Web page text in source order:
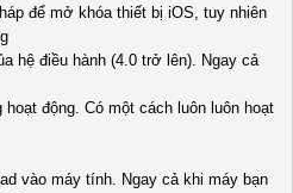
để mở khóa thiết bị iOS, tuy nhiên
hệ điều hành (4.0 trở lên). Ngay cả
động. Có một cách luôn luôn hoạt
vào máy tính. Ngay cả khi máy bạn